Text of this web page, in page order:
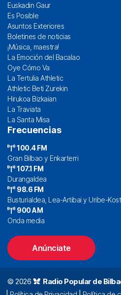
Euskadin Gaur
Es Posible
Asuntos Exteriores
Boletines de noticias
¡Música, maestra!
La Emoción del Bacalao
Oye Cómo Va
La Tertulia Athletic
Athletic Beti Zurekin
Hirukoa Bizkaian
La Traviata
La Santa Misa
Frecuencias
100.4 FM
Gran Bilbao y Enkarterri
107.1 FM
Durangaldea
98.6 FM
Busturialdea, Lea-Artibai y Uribe-
900 AM
Onda media
Anúnciate
© 2026 Radio Popular de